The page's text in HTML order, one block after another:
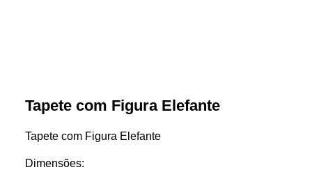
Tapete com Figura Elefante
Tapete com Figura Elefante
Dimensões: